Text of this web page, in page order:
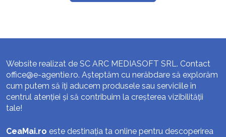
Website realizat de SC ARC MEDIASOFT SRL. Contact
office@e-agentie.ro. Așteptăm cu nerăbdare să explorăm
cum putem să îți aducem produsele sau serviciile în
centrul atenției și să contribuim la creșterea vizibilității
tale!
CeaMai.ro este destinația ta online pentru descoperirea